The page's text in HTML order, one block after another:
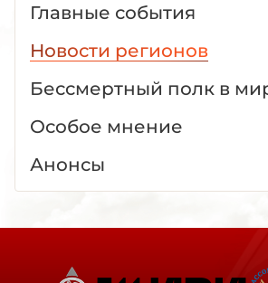
Главные события
Новости регионов
Бессмертный полк в
Особое мнение
Анонсы